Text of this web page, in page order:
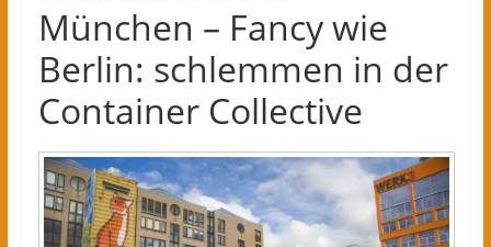
München – Fancy wie
Berlin: schlemmen in der
Container Collective